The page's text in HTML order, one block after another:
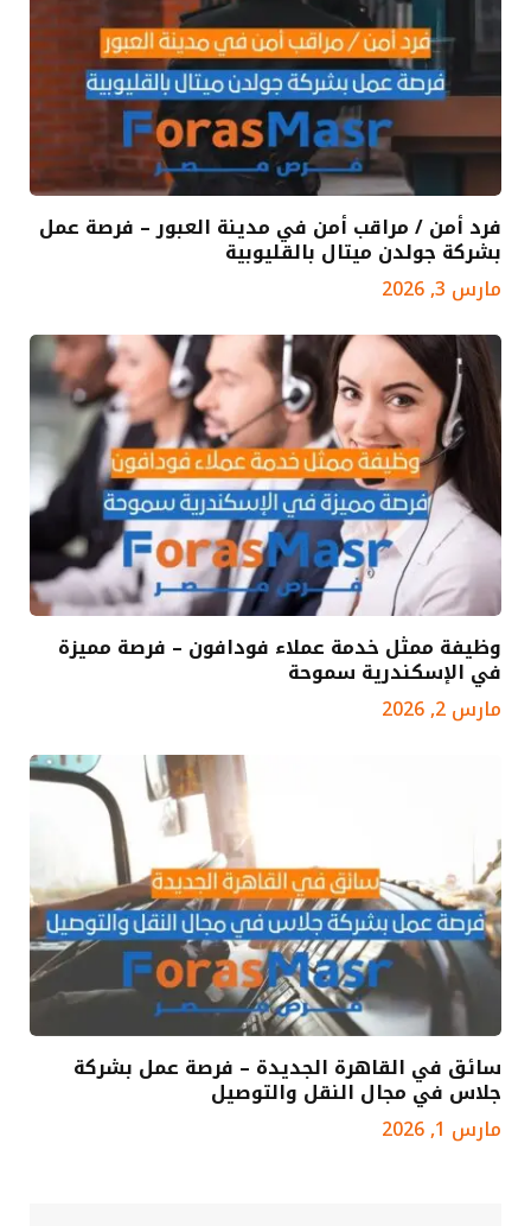
فرد أمن / مراقب أمن في مدينة العبور – فرصة عمل
بشركة جولدن ميتال بالقليوبية
مارس 3, 2026
وظيفة ممثل خدمة عملاء فودافون – فرصة مميزة
في الإسكندرية سموحة
مارس 2, 2026
سائق في القاهرة الجديدة – فرصة عمل بشركة
جلاس في مجال النقل والتوصيل
مارس 1, 2026